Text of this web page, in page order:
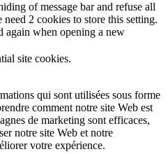
of message bar and refuse all
2 cookies to store this setting.
again when opening a new
site cookies.
qui sont utilisées sous forme
comment notre site Web est
de marketing sont efficaces,
notre site Web et notre
votre expérience.